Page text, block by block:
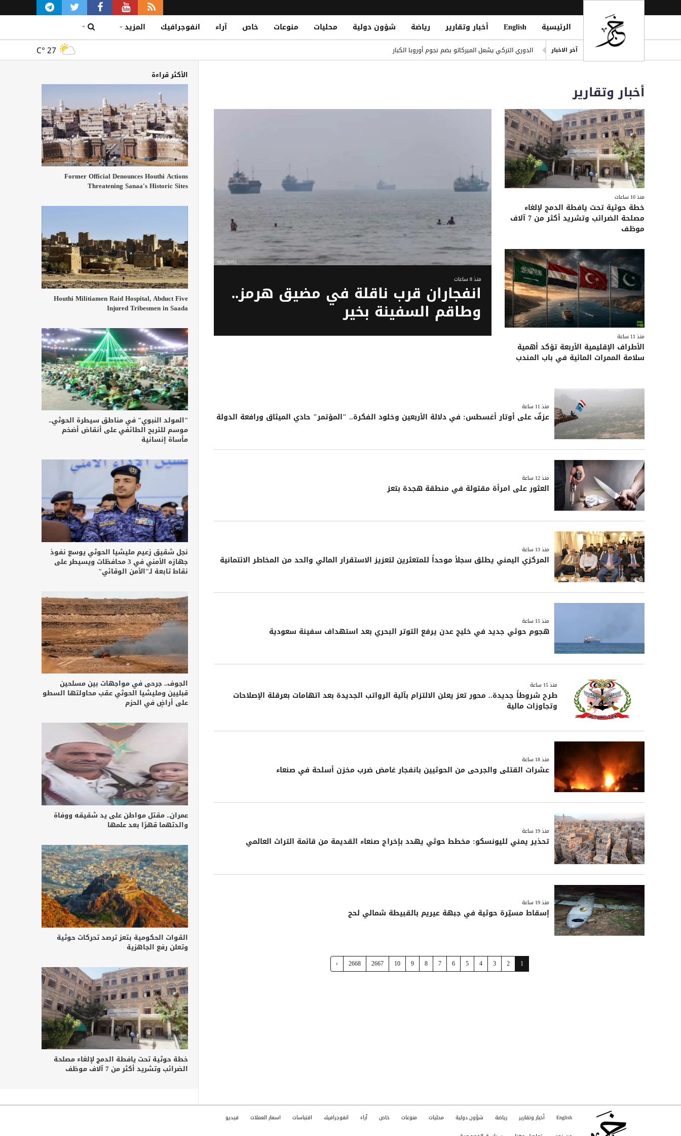
الرئيسية English أخبار وتقارير رياضة شؤون دولية محليات منوعات خاص آراء انفوجرافيك المزيد
آخر الاخبار
الدوري التركي يشعل الميركاتو بضم نجوم أوروبا الكبار
الأطراف الإقليمية الأربعة تؤكد أهمية سلامة الممرات المائية في باب المندب
C° 27
أخبار وتقارير
منذ 10 ساعات
خطة حوثية تحت يافطة الدمج لإلغاء
مصلحة الضرائب وتشريد أكثر من 7 آلاف
موظف
منذ 11 ساعة
الأطراف الإقليمية الأربعة تؤكد أهمية
سلامة الممرات المائية في باب المندب
منذ 8 ساعات
انفجاران قرب ناقلة في مضيق هرمز..
وطاقم السفينة بخير
منذ 11 ساعة
عزفٌ على أوتار أغسطس: في دلالة الأربعين وخلود الفكرة.. "المؤتمر" حادي الميثاق ورافعة الدولة
منذ 12 ساعة
العثور على امرأة مقتولة في منطقة هجدة بتعز
منذ 13 ساعة
المركزي اليمني يطلق سجلاً موحداً للمتعثرين لتعزيز الاستقرار المالي والحد من المخاطر الائتمانية
منذ 15 ساعة
هجوم حوثي جديد في خليج عدن يرفع التوتر البحري بعد استهداف سفينة سعودية
منذ 15 ساعة
طرح شروطاً جديدة.. محور تعز يعلن الالتزام بآلية الرواتب الجديدة بعد اتهامات بعرقلة الإصلاحات
وتجاوزات مالية
منذ 18 ساعة
عشرات القتلى والجرحى من الحوثيين بانفجار غامض ضرب مخزن أسلحة في صنعاء
منذ 19 ساعة
تحذير يمني لليونسكو: مخطط حوثي يهدد بإخراج صنعاء القديمة من قائمة التراث العالمي
منذ 19 ساعة
إسقاط مسيّرة حوثية في جبهة عيريم بالقبيطة شمالي لحج
1
2
3
4
5
6
7
8
9
10
2667
2668
›
الأكثر قراءة
Former Official Denounces Houthi Actions
Threatening Sanaa's Historic Sites
Houthi Militiamen Raid Hospital, Abduct Five
Injured Tribesmen in Saada
"المولد النبوي" في مناطق سيطرة الحوثي..
موسم للتربح الطائفي على أنقاض أضخم
مأساة إنسانية
نجل شقيق زعيم مليشيا الحوثي يوسع نفوذ
جهازه الأمني في 3 محافظات ويسيطر على
نقاط تابعة لـ"الأمن الوقائي"
الجوف.. جرحى في مواجهات بين مسلحين
قبليين ومليشيا الحوثي عقب محاولتها السطو
على أراضٍ في الحزم
عمران.. مقتل مواطن على يد شقيقه ووفاة
والدتهما قهرًا بعد علمها
القوات الحكومية بتعز ترصد تحركات حوثية
وتعلن رفع الجاهزية
خطة حوثية تحت يافطة الدمج لإلغاء مصلحة
الضرائب وتشريد أكثر من 7 آلاف موظف
English أخبار وتقارير رياضة شؤون دولية محليات منوعات خاص آراء انفوجرافيك اقتباسات اسعار العملات فيديو